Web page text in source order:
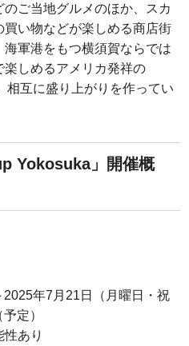
ご当地グルメのほか、スカ
い物などが楽しめる商店街
海軍港をもつ横須賀ならでは
しめるアメリカ発祥の
相互に盛り上がりを作ってい
Yokosuka」開催概
年7月21日（月曜日・祝
定）
あり